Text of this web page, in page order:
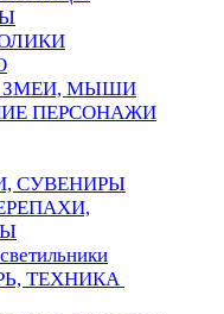
ЗМЕИ, МЫШИ
ПЕРСОНАЖИ
СУВЕНИРЫ
ТЕХНИКА